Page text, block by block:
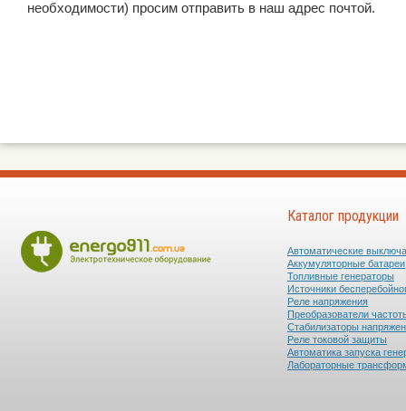
необходимости) просим отправить в наш адрес почтой.
Каталог продукции
Автоматические
Аккумуляторные батареи
Топливные генераторы
Источники
Реле напряжения
Преобразователи
Стабилизаторы
Реле токовой защиты
Автоматика запуска
Лабораторные